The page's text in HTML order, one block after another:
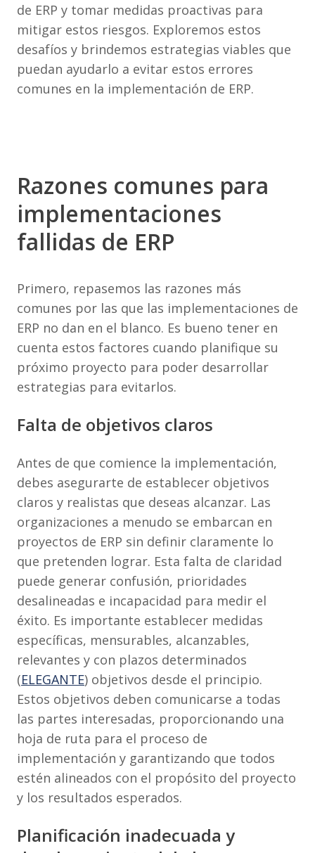
de ERP y tomar medidas proactivas para
mitigar estos riesgos. Exploremos estos
desafíos y brindemos estrategias viables que
puedan ayudarlo a evitar estos errores
comunes en la implementación de ERP.
Razones comunes para
implementaciones
fallidas de ERP
Primero, repasemos las razones más
comunes por las que las implementaciones de
ERP no dan en el blanco. Es bueno tener en
cuenta estos factores cuando planifique su
próximo proyecto para poder desarrollar
estrategias para evitarlos.
Falta de objetivos claros
Antes de que comience la implementación,
debes asegurarte de establecer objetivos
claros y realistas que deseas alcanzar. Las
organizaciones a menudo se embarcan en
proyectos de ERP sin definir claramente lo
que pretenden lograr. Esta falta de claridad
puede generar confusión, prioridades
desalineadas e incapacidad para medir el
éxito. Es importante establecer medidas
específicas, mensurables, alcanzables,
relevantes y con plazos determinados
(ELEGANTE) objetivos desde el principio.
Estos objetivos deben comunicarse a todas
las partes interesadas, proporcionando una
hoja de ruta para el proceso de
implementación y garantizando que todos
estén alineados con el propósito del proyecto
y los resultados esperados.
Planificación inadecuada y